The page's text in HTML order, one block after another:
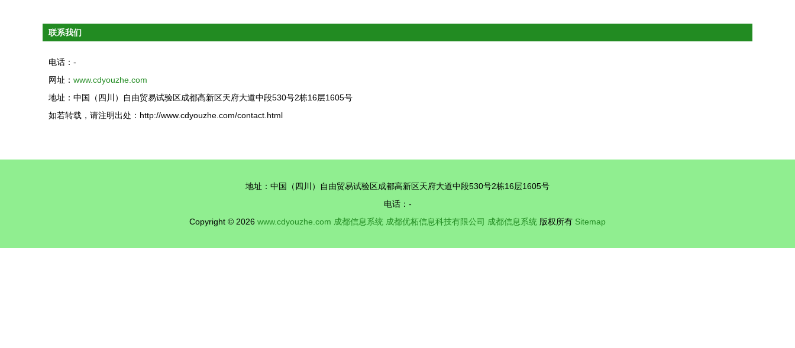
联系我们
电话：-
网址： www.cdyouzhe.com
地址：中国（四川）自由贸易试验区成都高新区天府大道中段530号2栋16层1605号
如若转载，请注明出处：http://www.cdyouzhe.com/contact.html
地址：中国（四川）自由贸易试验区成都高新区天府大道中段530号2栋16层1605号
电话：-
Copyright © 2026 www.cdyouzhe.com 成都信息系统 成都优柘信息科技有限公司 成都信息系统 版权所有 Sitemap